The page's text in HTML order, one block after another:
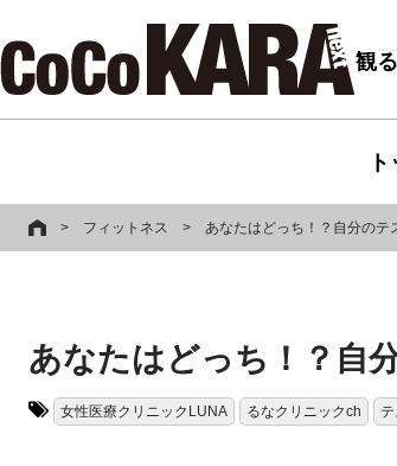
観
> フィットネス > あなたはどっち！？自分のテ
あなたはどっち！？自
女性医療クリニックLUNA るなクリニックch